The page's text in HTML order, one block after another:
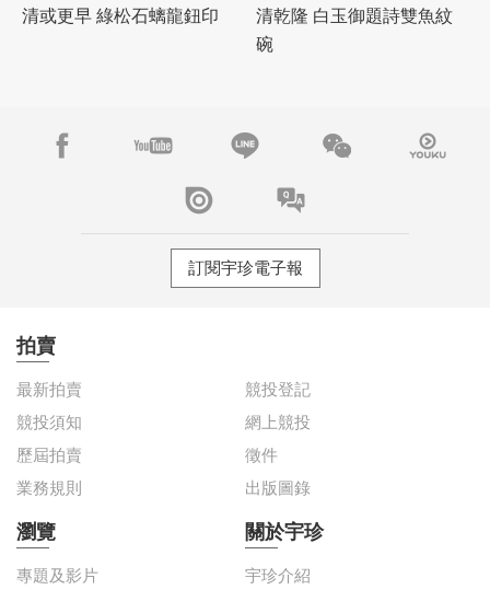
清或更早 綠松石螭龍鈕印
清乾隆 白玉御題詩雙魚紋
碗
訂閱宇珍電子報
拍賣
最新拍賣
競投登記
競投須知
網上競投
歷屆拍賣
徵件
業務規則
出版圖錄
瀏覽
專題及影片
關於宇珍
宇珍介紹